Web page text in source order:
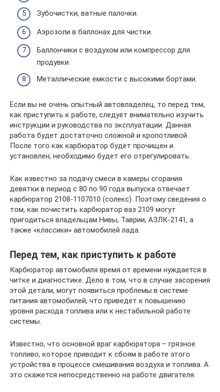
Зубочистки, ватные палочки.
Аэрозоли в баллонах для чистки.
Баллончики с воздухом или компрессор для
продувки.
Металлические емкости с высокими бортами.
Если вы не очень опытный автовладелец, то перед тем,
как приступить к работе, следует внимательно изучить
инструкции и руководства по эксплуатации. Данная
работа будет достаточно сложной и кропотливой.
После того как карбюратор будет прочищен и
установлен, необходимо будет его отрегулировать.
Как известно за подачу смеси в камеры сгорания
девятки в период с 80 по 90 года выпуска отвечает
карбюратор 2108-1107010 (солекс). Поэтому сведения о
том, как почистить карбюратор ваз 2109 могут
пригодиться владельцам Нивы, Таврии, АЗЛК-2141, а
также «классики» автомобилей лада.
Перед тем, как приступить к работе
Карбюратор автомобиля время от времени нуждается в
читке и диагностике. Дело в том, что в случае засорения
этой детали, могут появиться проблемы в системе
питания автомобилей, что приведет к повышению
уровня расхода топлива или к нестабильной работе
системы.
Известно, что основной враг карбюратора – грязное
топливо, которое приводит к сбоям в работе этого
устройства в процессе смешивания воздуха и топлива. А
это скажется непосредственно на работе двигателя.